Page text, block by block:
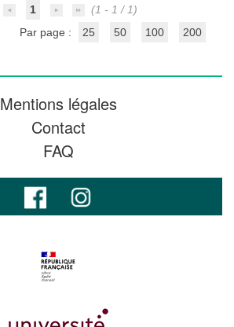
1
(1 - 1 / 1)
Par page :
25 50 100 200
Mentions légales
Contact
FAQ